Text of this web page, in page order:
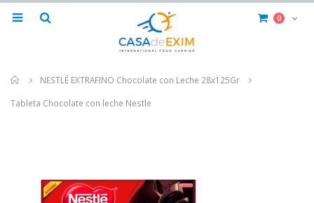
0
Home
NESTLÉ EXTRAFINO Chocolate con Leche 28x125Gr
Tableta Chocolate con leche Nestle